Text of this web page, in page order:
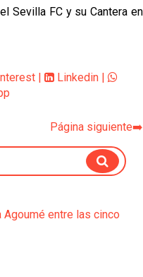
Sevilla FC y su Cantera en
Linkedin
Página siguiente➡️
Agoumé entre las cinco